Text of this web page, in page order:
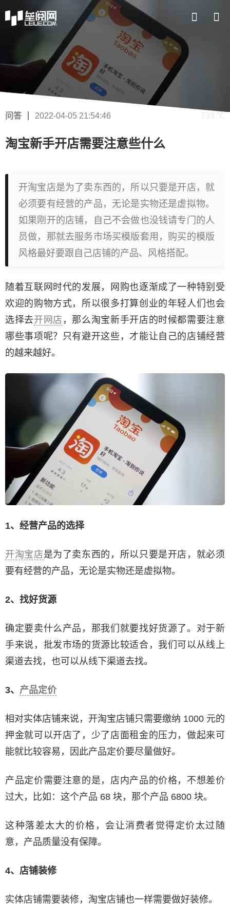
问答 2022-04-05 21:54:46 733 ℃
淘宝新手开店需要注意些什么
开淘宝店是为了卖东西的，所以只要是开店，就
必须要有经营的产品，无论是实物还是虚拟物。
如果刚开的店铺，自己不会做也没钱请专门的人
员做，那就去服务市场买模版套用，购买的模版
风格最好要跟自己店铺的产品、风格搭配。
随着互联网时代的发展，网购也逐渐成了一种特别受
欢迎的购物方式，所以很多打算创业的年轻人们也会
选择去开网店 ，那么淘宝新手开店的时候都需要注意
哪些事项呢？只有避开这些，才能让自己的店铺经营
的越来越好。
1、经营产品的选择
开淘宝店是为了卖东西的，所以只要是开店，就必须
要有经营的产品，无论是实物还是虚拟物。
2、找好货源
确定要卖什么产品，那我们就要找好货源了。对于新
手来说，批发市场的货源比较适合，我们可以从线上
渠道去找，也可以从线下渠道去找。
3、 产品定价
相对实体店铺来说，开淘宝店铺只需要缴纳 1000 元的
押金就可以开店了，少了店面租金的压力，做起来可
能就比较容易，因此产品定价要尽量做好。
产品定价需要注意的是，店内产品的价格，不想差价
过大，比如：这个产品 68 块，那个产品 6800 块。
这种落差太大的价格，会让消费者觉得定价太过随
意，产品质量没有保障。
4、店铺装修
实体店铺需要装修，淘宝店铺也一样需要做好装修。